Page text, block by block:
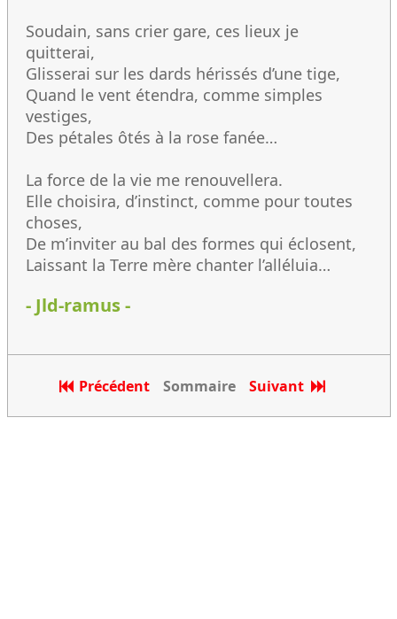
Soudain, sans crier gare, ces lieux je
quitterai,
Glisserai sur les dards hérissés d’une tige,
Quand le vent étendra, comme simples
vestiges,
Des pétales ôtés à la rose fanée…
La force de la vie me renouvellera.
Elle choisira, d’instinct, comme pour toutes
choses,
De m’inviter au bal des formes qui éclosent,
Laissant la Terre mère chanter l’alléluia…
- Jld-ramus -
Précédent Sommaire Suivant